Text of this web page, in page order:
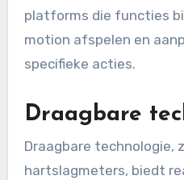
platforms die functies
motion afspelen en
specifieke acties.
Draagbare
Draagbare technologie,
hartslagmeters, biedt